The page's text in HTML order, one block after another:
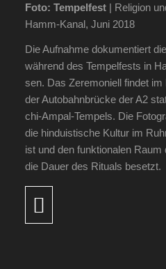
Foto: Tem­pel­fest | Reli­gi­on
Hamm-Kanal, Juni 2018
Die Auf­nah­me doku­men­tiert
wäh­rend des Tem­pel­fests in
sen. Das Zere­mo­ni­ell fin­det
der Auto­bahn­brü­cke der A2
chi-Ampal-Tem­pels. Die
die hin­du­is­ti­sche Kul­tur im
ist und den funk­tio­na­len
die Dau­er des Ritu­als besetzt.